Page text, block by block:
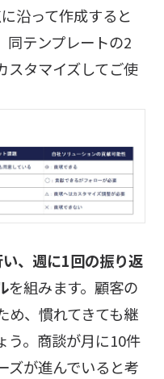
沿って作成すると
同テンプレートの2
スタマイズしてご使
、週に1回の振り返
を組みます。顧客の
め、慣れてきても継
う。商談が月に10件
ズが進んでいると考